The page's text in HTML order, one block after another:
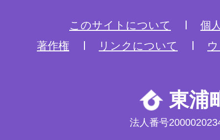
このサイトについて
個
著作権
リンクについて
東浦
法人番号